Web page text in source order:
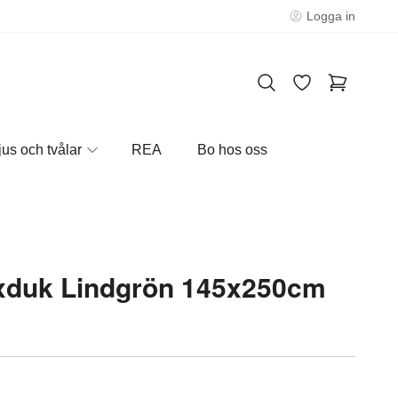
Logga in
och tvålar REA Bo hos oss
Lindgrön 145x250cm